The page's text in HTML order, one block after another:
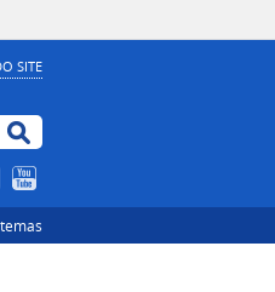
SITE
Buscar no portal
Facebook